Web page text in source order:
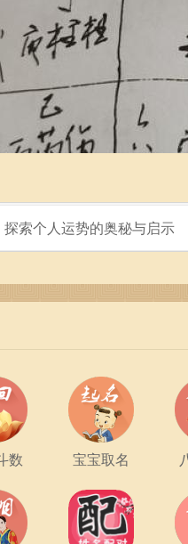
索个人运势的奥秘与启示
数 宝宝取名